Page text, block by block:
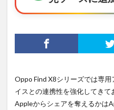
Oppo Find X8シリーズでは専
イスとの連携性を強化してき
Appleからシェアを奪えるかは